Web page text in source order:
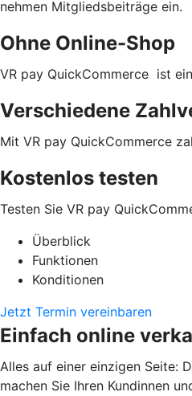
nehmen Mitgliedsbeiträge ein.
Ohne Online-Shop
VR pay QuickCommerce ist
Verschiedene
Mit VR pay QuickCommerce
Kostenlos testen
Testen Sie VR pay
Überblick
Funktionen
Konditionen
Jetzt Termin vereinbaren
Einfach online
Alles auf einer einzigen Seite:
machen Sie Ihren Kundinnen